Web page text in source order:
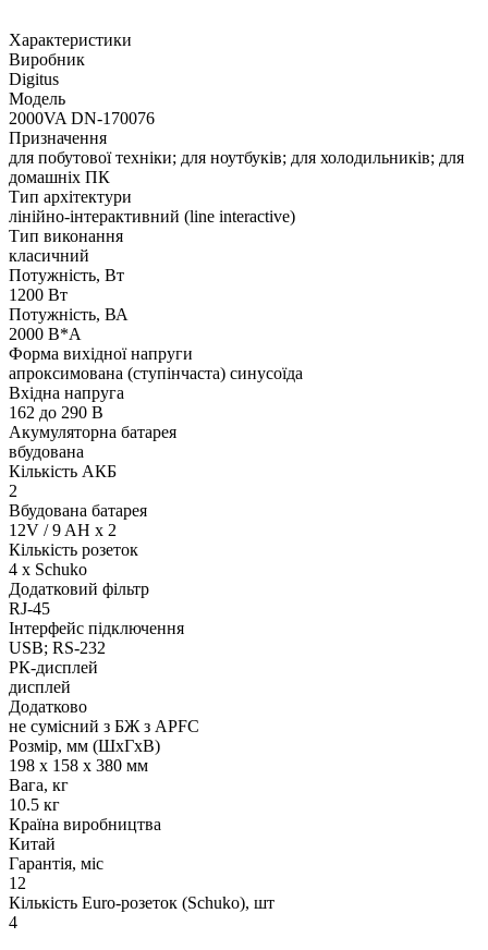
Характеристики
Виробник
Digitus
Модель
2000VA DN-170076
Призначення
для побутової техніки; для ноутбуків; для холодильників; для
домашніх ПК
Тип архітектури
лінійно-інтерактивний (line interactive)
Тип виконання
класичний
Потужність, Вт
1200 Вт
Потужність, ВА
2000 В*А
Форма вихідної напруги
апроксимована (ступінчаста) синусоїда
Вхідна напруга
162 до 290 В
Акумуляторна батарея
вбудована
Кількість АКБ
2
Вбудована батарея
12V / 9 AH x 2
Кількість розеток
4 x Schuko
Додатковий фільтр
RJ-45
Інтерфейс підключення
USB; RS-232
РК-дисплей
дисплей
Додатково
не сумісний з БЖ з APFC
Розмір, мм (ШхГхВ)
198 x 158 x 380 мм
Вага, кг
10.5 кг
Країна виробництва
Китай
Гарантія, міс
12
Кількість Euro-розеток (Schuko), шт
4